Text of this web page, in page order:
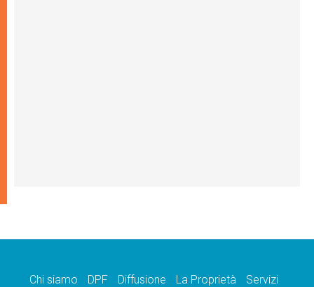
Chi siamo DPF Diffusione La Proprietà
Servizi